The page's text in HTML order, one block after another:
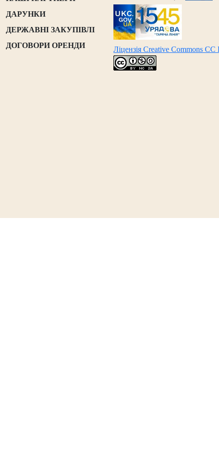
ДАРУНКИ
ДЕРЖАВНІ ЗАКУПІВЛІ
ДОГОВОРИ ОРЕНДИ
Ліцензія Creative Commons